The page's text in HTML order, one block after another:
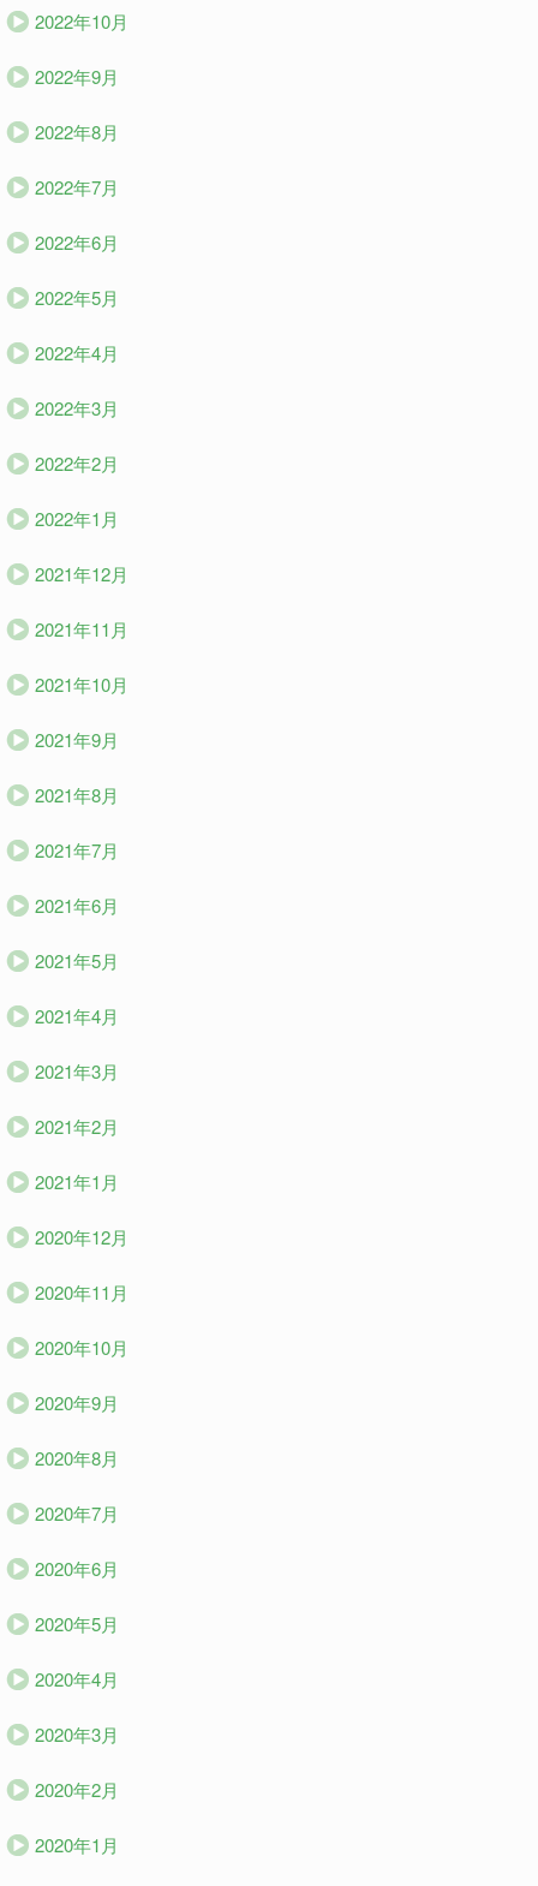
2022年10月
2022年9月
2022年8月
2022年7月
2022年6月
2022年5月
2022年4月
2022年3月
2022年2月
2022年1月
2021年12月
2021年11月
2021年10月
2021年9月
2021年8月
2021年7月
2021年6月
2021年5月
2021年4月
2021年3月
2021年2月
2021年1月
2020年12月
2020年11月
2020年10月
2020年9月
2020年8月
2020年7月
2020年6月
2020年5月
2020年4月
2020年3月
2020年2月
2020年1月